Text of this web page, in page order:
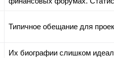
Типичное обещание для
Их биографии слишком